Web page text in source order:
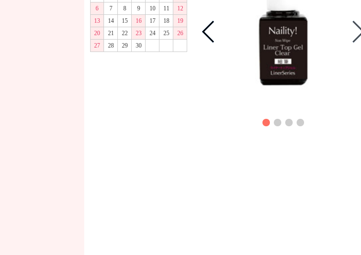
6
7 8 9 10 11
12
13
14 15 16 17 18
19
20
21 22 23 24 25
26
27
28 29 30